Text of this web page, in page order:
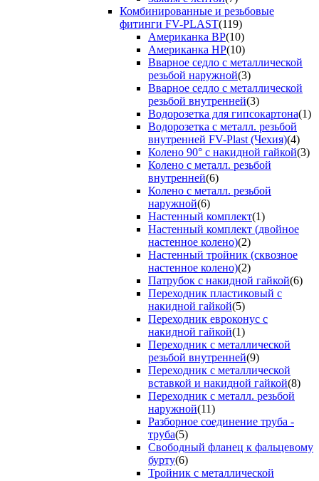
Комбинированные и резьбовые
фитинги FV-PLAST(119)
Американка ВР(10)
Американка НР(10)
Вварное седло с металлической
резьбой наружной(3)
Вварное седло с металлической
резьбой внутренней(3)
Водорозетка для гипсокартона(1)
Водорозетка с металл. резьбой
внутренней FV-Plast (Чехия)(4)
Колено 90° с накидной гайкой(3)
Колено с металл. резьбой
внутренней(6)
Колено с металл. резьбой
наружной(6)
Настенный комплект(1)
Настенный комплект (двойное
настенное колено)(2)
Настенный тройник (сквозное
настенное колено)(2)
Патрубок с накидной гайкой(6)
Переходник пластиковый с
накидной гайкой(5)
Переходник евроконус с
накидной гайкой(1)
Переходник с металлической
резьбой внутренней(9)
Переходник с металлической
вставкой и накидной гайкой(8)
Переходник с металл. резьбой
наружной(11)
Разборное соединение труба -
труба(5)
Свободный фланец к фальцевому
бурту(6)
Тройник с металлической